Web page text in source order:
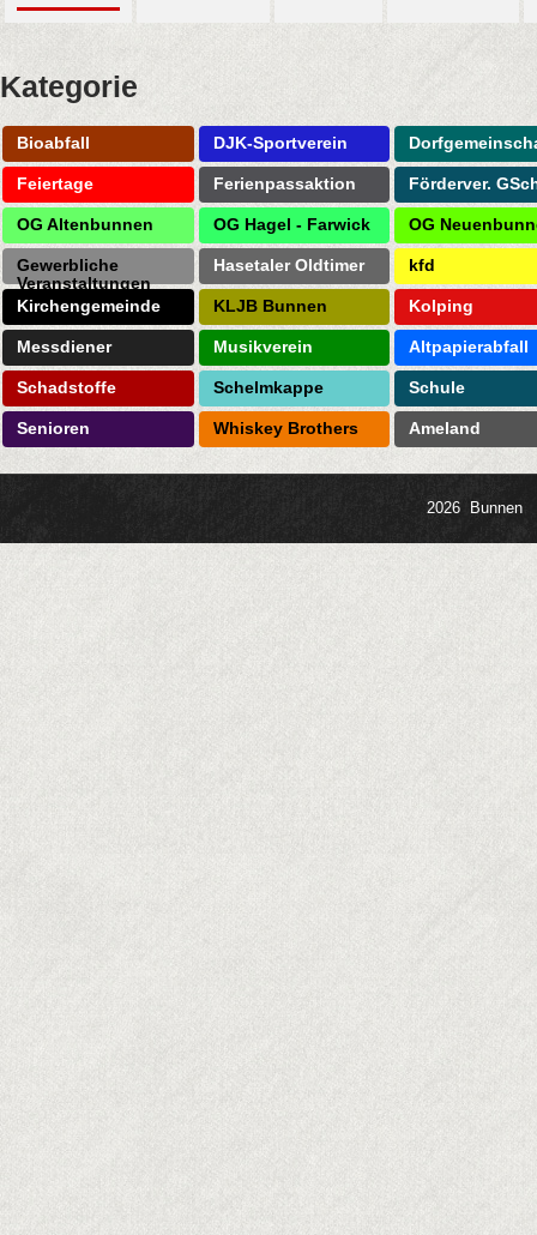
Kategorie
Bioabfall DJK-Sportverein
Feiertage Ferienpassaktion Förderver.
OG Altenbunnen OG Hagel - Farwick OG
Gewerbliche
Veranstaltungen
Hasetaler Oldtimer kfd
Kirchengemeinde KLJB Bunnen Kolping
Messdiener Musikverein Altpapierabfall
Schadstoffe Schelmkappe Schule
Senioren Whiskey Brothers Ameland
2026 Bunnen